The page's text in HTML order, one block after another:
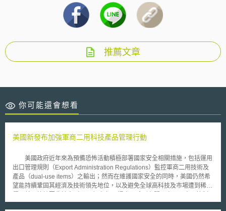
推薦文章
你可能還會想看
美國新發布加強軍商二用科技產品管理行動
美國政府近年來為預備恐怖活動積極部署國家安全相關措施，包括運用
出口管理規則（Export Administration Regulations）監控軍商二用技術及
產品（dual-use items）之輸出；然而在維護國家安全的同時，美國仍然希
望能持續鞏固其經濟及技術領先地位，以及避免全球高科技及市場遭到稀
之行政新措施，欲藉此強化軍商二用出口管制制度（dual-use export